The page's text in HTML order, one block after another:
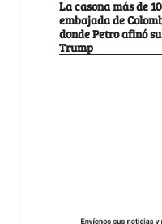
La casona más de
embajada de
donde Petro afinó
Trump